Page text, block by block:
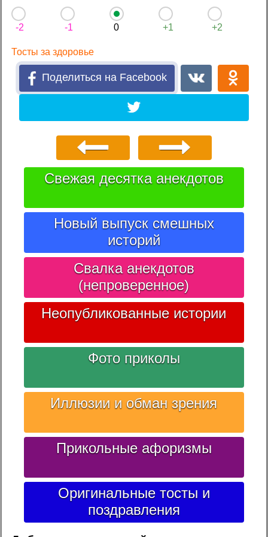
-2 -1 0 +1 +2
Тосты за здоровье
Поделиться на Facebook
Свежая десятка анекдотов
Новый выпуск смешных
историй
Свалка анекдотов
(непроверенное)
Неопубликованные истории
Фото приколы
Иллюзии и обман зрения
Прикольные афоризмы
Оригинальные тосты и
поздравления